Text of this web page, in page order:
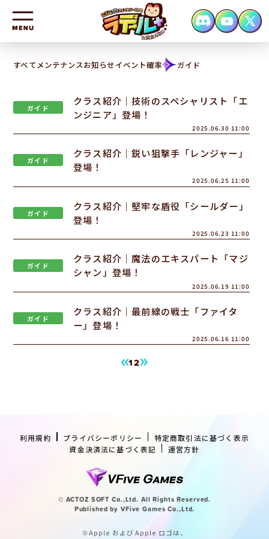
HOME
CHARACTER
SYSTEM
FAQ
すべてメンテナンスお知らせイベント確率 ガイド
ガイド
クラス紹介｜技術のスペシャリスト「エ
ンジニア」登場！
2025.06.30 11:00
ガイド
クラス紹介｜鋭い狙撃手「レンジャー」
登場！
2025.06.25 11:00
ガイド
クラス紹介｜堅牢な盾役「シールダー」
登場！
2025.06.23 11:00
ガイド
クラス紹介｜魔法のエキスパート「マジ
シャン」登場！
2025.06.19 11:00
ガイド
クラス紹介｜最前線の戦士「ファイタ
ー」登場！
2025.06.16 11:00
12
利用規約 プライバシーポリシー
特定商取引法に基づく表示
資金決済法に基づく表記
運営方針
© ACTOZ SOFT Co.,Ltd. All Rights Reserved.
Published by VFive Games Co.,Ltd.
※Apple および Apple ロゴは、